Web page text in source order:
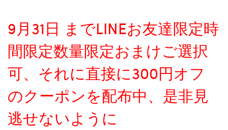
9月31日 までLINEお友達限定時
間限定数量限定おまけご選択
可、それに直接に300円オフ
のクーポンを配布中、是非見
逃せないように